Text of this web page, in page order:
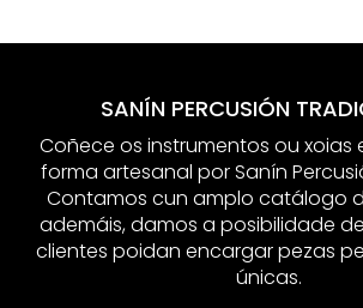
SANÍN PERCUSIÓN
Coñece os instrumentos ou xoias
forma artesanal por Sanín
Contamos cun amplo catálogo
ademáis, damos a posibilidade
clientes poidan encargar pezas
únicas.